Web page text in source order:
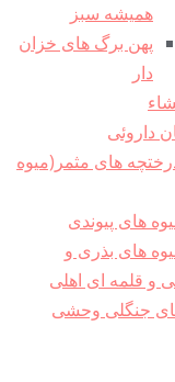
همیشه سبز
پهن برگ های خزان
دار
داروئی
های مثمر(میوه
های پیوندی
های بذری و
و قلمه ای اهلی
جنگلی وحشی